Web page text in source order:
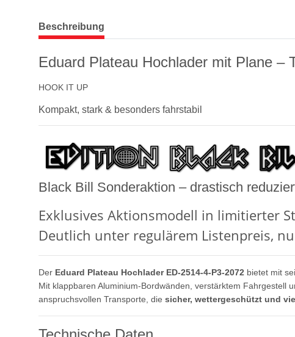
weitere Registerkarten anzeigen
Beschreibung
Eduard Plateau Hochlader mit Plane –
HOOK IT UP
Kompakt, stark & besonders fahrstabil
Black Bill Sonderaktion – drastisch
Exklusives Aktionsmodell in limitierter
Deutlich unter regulärem Listenpreis,
Der Eduard Plateau Hochlader ED-2514-4-P3-2072 bietet mit
Mit klappbaren Aluminium-Bordwänden, verstärktem Fahrgestell
anspruchsvollen Transporte, die sicher, wettergeschützt und